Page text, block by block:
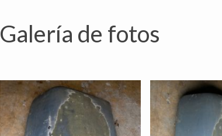
Galería de fotos